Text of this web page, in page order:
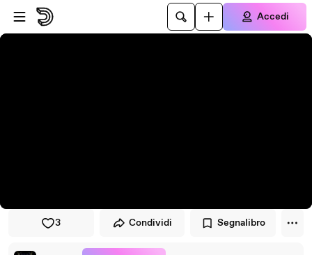
Vai al lettore
Passa al contenuto principale
Accedi
3 Condividi Segnalibro